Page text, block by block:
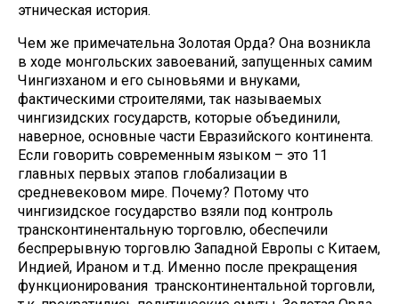
этническая история.
Чем же примечательна Золотая Орда? Она возникла
в ходе монгольских завоеваний, запущенных самим
Чингизханом и его сыновьями и внуками,
фактическими строителями, так называемых
чингизидских государств, которые объединили,
наверное, основные части Евразийского континента.
Если говорить современным языком – это 11
главных первых этапов глобализации в
средневековом мире. Почему? Потому что
чингизидское государство взяли под контроль
трансконтинентальную торговлю, обеспечили
беспрерывную торговлю Западной Европы с Китаем,
Индией, Ираном и т.д. Именно после прекращения
функционирования трансконтинентальной торговли,